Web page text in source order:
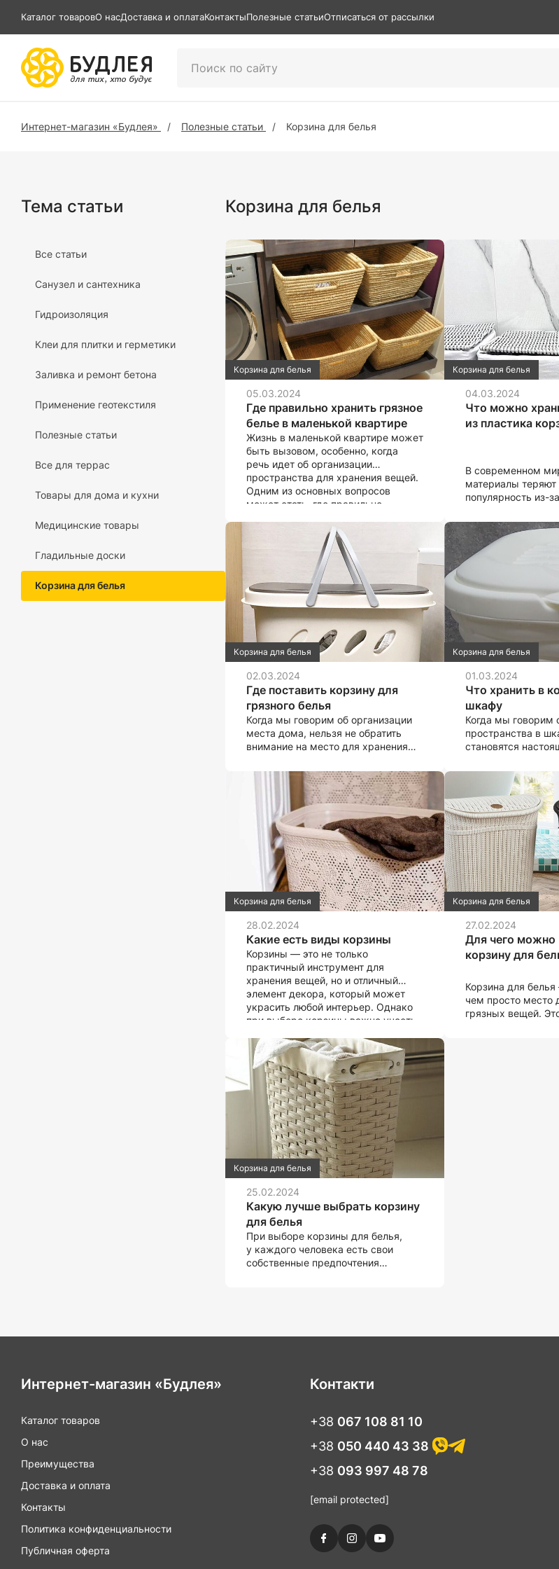
Каталог товаровО насДоставка и оплатаКонтактыПолезные статьиОтписаться от рассылки
Интернет-магазин «Будлея» Полезные статьи Корзина для белья
Тема статьи
Все статьи
Санузел и сантехника
Гидроизоляция
Клеи для плитки и герметики
Заливка и ремонт бетона
Применение геотекстиля
Полезные статьи
Все для террас
Товары для дома и кухни
Медицинские товары
Гладильные доски
Корзина для белья
Корзина для белья
Корзина для белья
05.03.2024
Где правильно хранить грязное
белье в маленькой квартире
Жизнь в маленькой квартире может
быть вызовом, особенно, когда
речь идет об организации
пространства для хранения вещей.
Одним из основных вопросов
может стать, где правильно
оно не мешало и не делало
пространство неубранным. Давайте
рассмотрим несколько
практических советов по этому
поводу.
Корзина для белья
04.03.2024
Что можно
из пластика
В современном
материалы
популярность из-
Однако есть
к использованию
которые позволяют
их преимущества,
негативное влияние
на окружающую
из таких подходов
изделий из
например,
из пластика.
Корзина для белья
02.03.2024
Где поставить корзину для
грязного белья
Когда мы говорим об организации
места дома, нельзя не обратить
внимание на место для хранения
грязного белья — это не только
практичный элемент, но и часть
эстетики вашего дома. Правильно
расположенная корзина для
грязного белья может облегчить
вашу рутину и повысить удобство
управления бытовыми делами.
Корзина для белья
01.03.2024
Что хранить в
шкафу
Когда мы говорим
пространства в
становятся
порядок, сделать
доступными и
организованными.
Корзина для белья
28.02.2024
Какие есть виды корзины
Корзины — это не только
практичный инструмент для
хранения вещей, но и отличный
элемент декора, который может
украсить любой интерьер. Однако
при выборе корзины важно учесть
существуют различные виды,
предназначенные для разных
потребностей. Давайте рассмотрим
некоторые из них.
Корзина для белья
27.02.2024
Для чего можно
корзину для
Корзина для
чем просто место
грязных вещей.
Корзина для белья
25.02.2024
Какую лучше выбрать корзину
для белья
При выборе корзины для белья,
у каждого человека есть свои
собственные предпочтения
Интернет-магазин «Будлея»
Каталог товаров
О нас
Преимущества
Доставка и оплата
Контакты
Политика конфиденциальности
Публичная оферта
Контакти
+38 067 108 81 10
+38 050 440 43 38
+38 093 997 48 78
[email protected]